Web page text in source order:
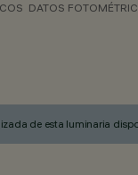
DATOS
de esta luminaria